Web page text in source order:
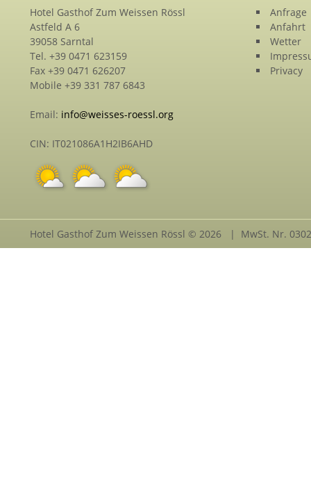
Hotel Gasthof Zum Weissen Rössl
Astfeld A 6
39058 Sarntal
Tel. +39 0471 623159
Fax +39 0471 626207
Mobile +39 331 787 6843
Email: info@weisses-roessl.org
CIN: IT021086A1H2IB6AHD
Anfrage
Anfahrt
Wetter
Privacy
Hotel Gasthof Zum Weissen Rössl © 2026 | MwSt. Nr.